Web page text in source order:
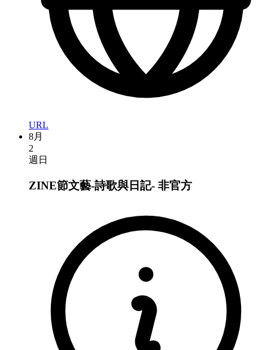
URL
8月
2
週日
ZINE節文藝-詩歌與日記- 非官方